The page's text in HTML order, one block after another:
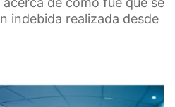
indebida realizada desde